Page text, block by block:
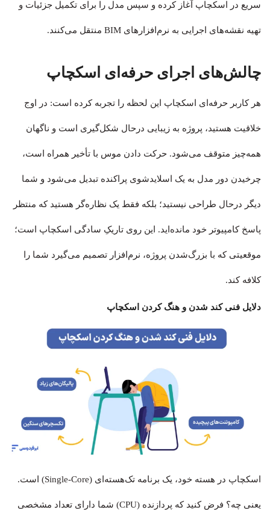
سریع در اسکچاپ آغاز کرده و سپس مدل را برای تکمیل جزئیات و
تهیه نقشه‌های اجرایی به نرم‌افزارهای BIM منتقل می‌کنند.
چالش‌های اجرای حرفه‌ای اسکچاپ
هر کاربر حرفه‌ای اسکچاپ این لحظه را تجربه کرده است: در اوج
خلاقیت هستید، پروژه به زیبایی درحال شکل‌گیری است و ناگهان
همه‌چیز متوقف می‌شود. حرکت دادن موس با تأخیر همراه است،
چرخیدن دور مدل به یک اسلایدشوی پراکنده تبدیل می‌شود و شما
دیگر درحال طراحی نیستید؛ بلکه فقط یک نظاره‌گر هستید که منتظر
پاسخ کامپیوتر خود مانده‌اید. این روی تاریکِ سادگی اسکچاپ است؛
موقعیتی که با بزرگ‌شدن پروژه، نرم‌افزار تصمیم می‌گیرد شما را
کلافه کند.
دلایل فنی کند شدن و هنگ کردن اسکچاپ
اسکچاپ در هسته خود، یک برنامه تک‌هسته‌ای (Single-Core) است.
یعنی چه؟ فرض کنید که پردازنده (CPU) شما دارای تعداد مشخصی